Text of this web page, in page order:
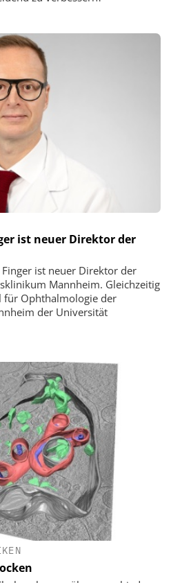
ist neuer Direktor der
ist neuer Direktor der
Mannheim. Gleichzeitig
für Ophthalmologie der
der Universität